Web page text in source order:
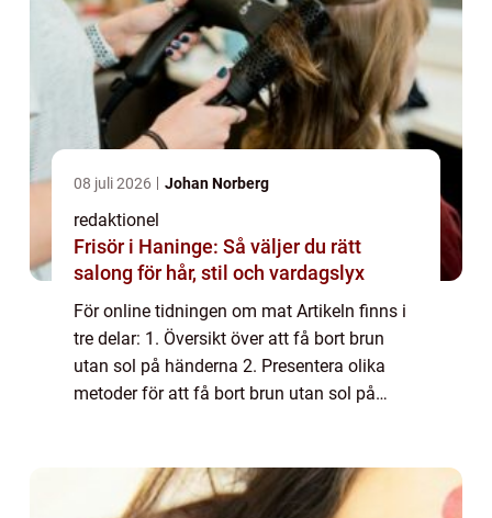
08 juli 2026 Johan Norberg
redaktionel
Frisör i Haninge: Så väljer du rätt
salong för hår, stil och vardagslyx
För online tidningen om mat Artikeln finns i
tre delar: 1. Översikt över att få bort brun
utan sol på händerna 2. Presentera olika
metoder för att få bort brun utan sol på